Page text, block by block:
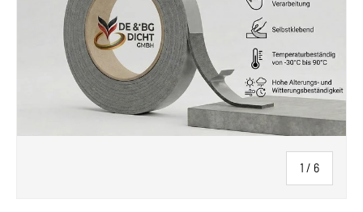
1 / von
6